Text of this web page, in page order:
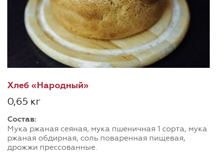
Хлеб «Народный»
0,65 кг
Состав:
Мука ржаная сеяная, мука пшеничная 1 сорта, мука
ржаная обдирная, соль поваренная пищевая,
дрожжи прессованные.